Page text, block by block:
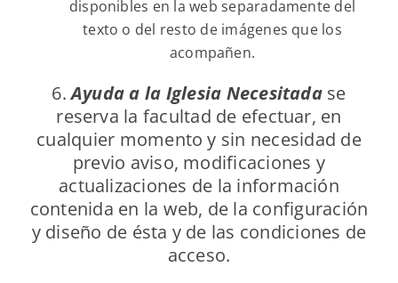
disponibles en la web separadamente del
texto o del resto de imágenes que los
acompañen.
6.Ayuda a la Iglesia Necesitadase
reserva la facultad de efectuar, en
cualquier momento y sin necesidad de
previo aviso, modificaciones y
actualizaciones de la información
contenida en la web, de la configuración
y diseño de ésta y de las condiciones de
acceso.